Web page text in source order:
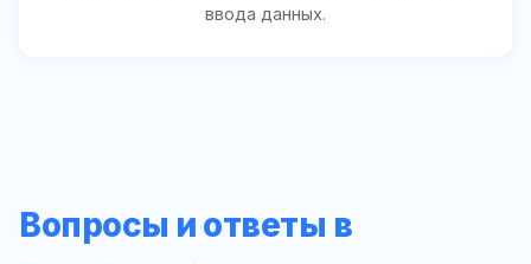
ввода данных.
Вопросы и ответы в